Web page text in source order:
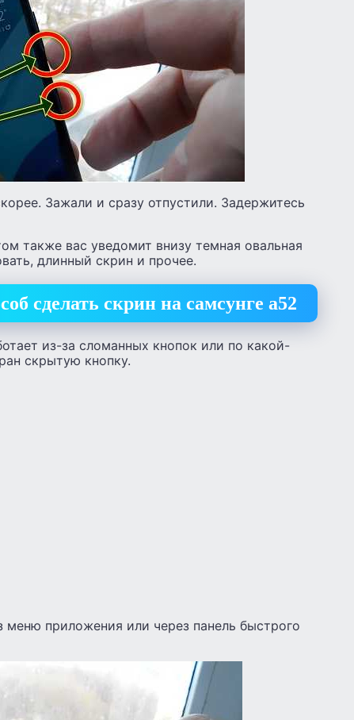
Зажали и сразу отпустили. Задержитесь
также вас уведомит внизу темная овальная
длинный скрин и прочее.
сделать скрин на самсунге а52
из-за сломанных кнопок или по какой-
скрытую кнопку.
приложения или через панель быстрого